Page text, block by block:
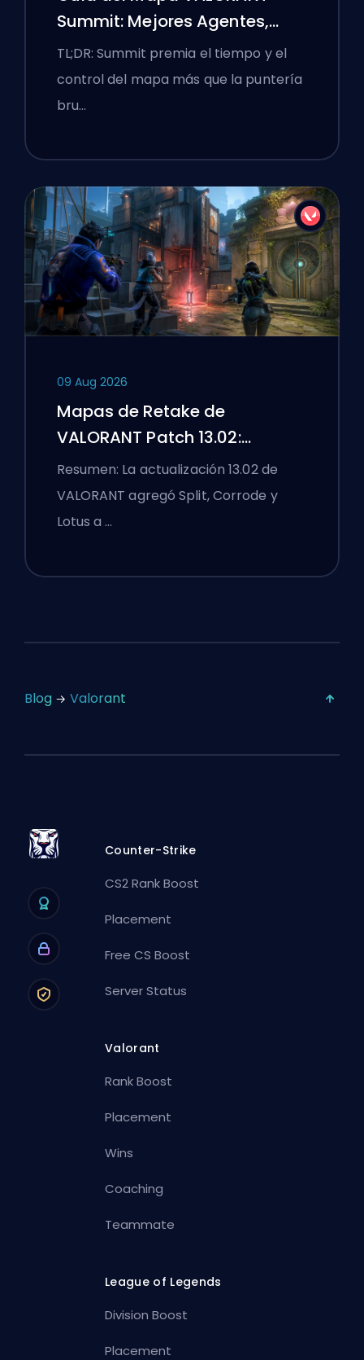
Summit: Mejores Agentes,
Llamadas y Humos
TL;DR: Summit premia el tiempo y el
control del mapa más que la puntería
bru…
09 Aug 2026
Mapas de Retake de
VALORANT Patch 13.02:
Practica Split, Corrode y Lotus
Resumen: La actualización 13.02 de
VALORANT agregó Split, Corrode y
Lotus a …
Blog Valorant
Counter-Strike
CS2 Rank Boost
Placement
Free CS Boost
Server Status
Valorant
Rank Boost
Placement
Wins
Coaching
Teammate
League of Legends
Division Boost
Placement